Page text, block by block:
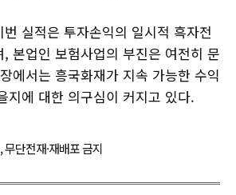
실적은 투자손익의 일시적 흑자전
본업인 보험사업의 부진은 여전히 문
에서는 흥국화재가 지속 가능한 수익
지에 대한 의구심이 커지고 있다.
단전재·재배포 금지